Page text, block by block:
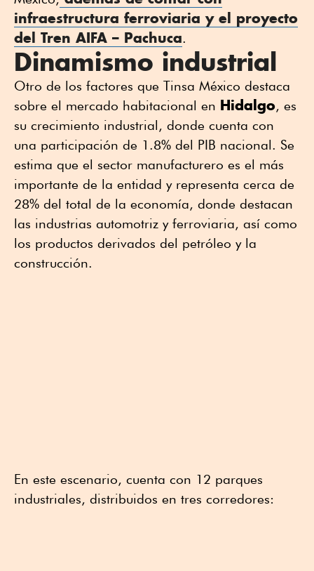
infraestructura ferroviaria y el proyecto
del Tren AIFA – Pachuca.
Dinamismo industrial
Otro de los factores que Tinsa México destaca
sobre el mercado habitacional en Hidalgo, es
su crecimiento industrial, donde cuenta con
una participación de 1.8% del PIB nacional. Se
estima que el sector manufacturero es el más
importante de la entidad y representa cerca de
28% del total de la economía, donde destacan
las industrias automotriz y ferroviaria, así como
los productos derivados del petróleo y la
construcción.
En este escenario, cuenta con 12 parques
industriales, distribuidos en tres corredores: